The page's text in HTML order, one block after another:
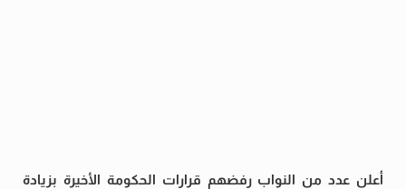
أعلن عدد من النواب رفضهم قرارات الحكومة الأخيرة بزيادة